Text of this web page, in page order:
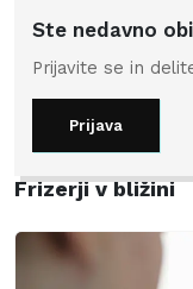
Ste nedavno
Prijavite se in
Prijava
Frizerji v bližini